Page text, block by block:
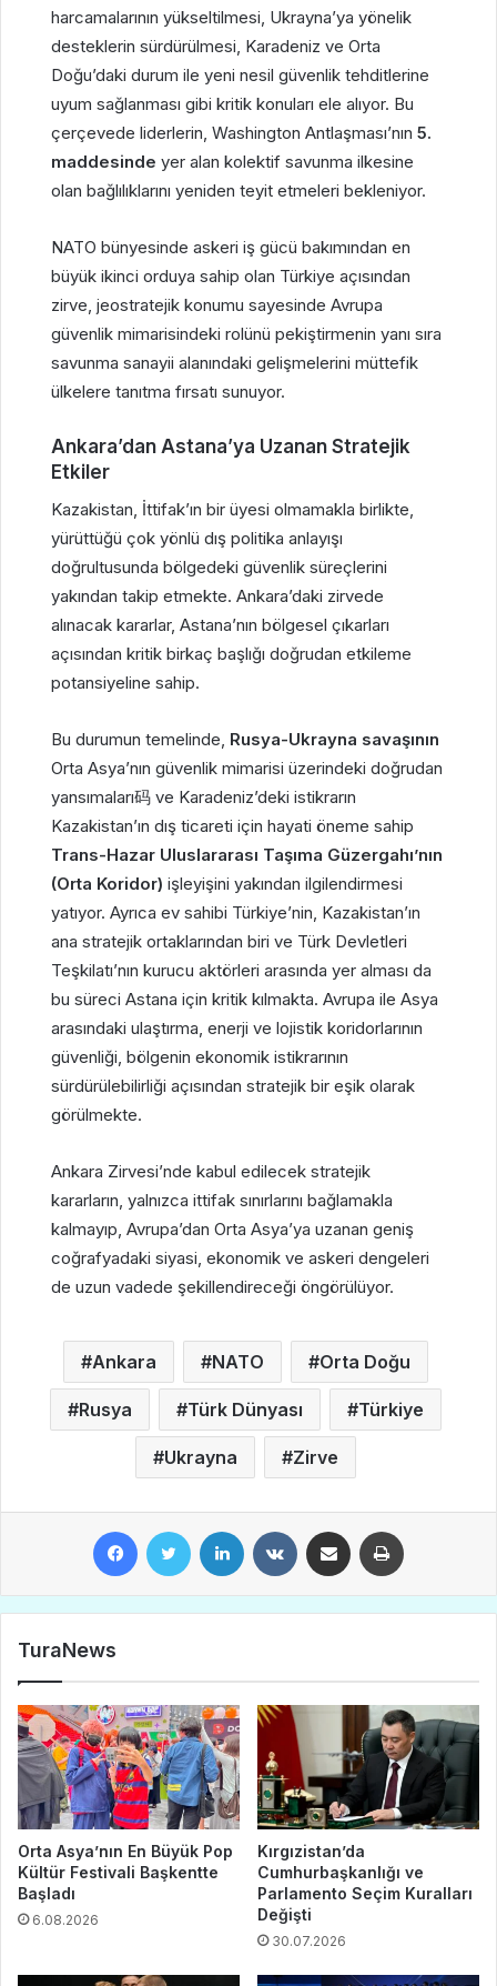
harcamalarının yükseltilmesi, Ukrayna’ya yönelik
desteklerin sürdürülmesi, Karadeniz ve Orta
Doğu’daki durum ile yeni nesil güvenlik tehditlerine
uyum sağlanması gibi kritik konuları ele alıyor. Bu
çerçevede liderlerin, Washington Antlaşması’nın 5.
maddesinde yer alan kolektif savunma ilkesine
olan bağlılıklarını yeniden teyit etmeleri bekleniyor.
NATO bünyesinde askeri iş gücü bakımından en
büyük ikinci orduya sahip olan Türkiye açısından
zirve, jeostratejik konumu sayesinde Avrupa
güvenlik mimarisindeki rolünü pekiştirmenin yanı sıra
savunma sanayii alanındaki gelişmelerini müttefik
ülkelere tanıtma fırsatı sunuyor.
Ankara’dan Astana’ya Uzanan Stratejik
Etkiler
Kazakistan, İttifak’ın bir üyesi olmamakla birlikte,
yürüttüğü çok yönlü dış politika anlayışı
doğrultusunda bölgedeki güvenlik süreçlerini
yakından takip etmekte. Ankara’daki zirvede
alınacak kararlar, Astana’nın bölgesel çıkarları
açısından kritik birkaç başlığı doğrudan etkileme
potansiyeline sahip.
Bu durumun temelinde, Rusya-Ukrayna savaşının
Orta Asya’nın güvenlik mimarisi üzerindeki doğrudan
yansımaları码 ve Karadeniz’deki istikrarın
Kazakistan’ın dış ticareti için hayati öneme sahip
Trans-Hazar Uluslararası Taşıma Güzergahı’nın
(Orta Koridor) işleyişini yakından ilgilendirmesi
yatıyor. Ayrıca ev sahibi Türkiye’nin, Kazakistan’ın
ana stratejik ortaklarından biri ve Türk Devletleri
Teşkilatı’nın kurucu aktörleri arasında yer alması da
bu süreci Astana için kritik kılmakta. Avrupa ile Asya
arasındaki ulaştırma, enerji ve lojistik koridorlarının
güvenliği, bölgenin ekonomik istikrarının
sürdürülebilirliği açısından stratejik bir eşik olarak
görülmekte.
Ankara Zirvesi’nde kabul edilecek stratejik
kararların, yalnızca ittifak sınırlarını bağlamakla
kalmayıp, Avrupa’dan Orta Asya’ya uzanan geniş
coğrafyadaki siyasi, ekonomik ve askeri dengeleri
de uzun vadede şekillendireceği öngörülüyor.
Ankara NATO Orta Doğu
Rusya Türk Dünyası Türkiye
Ukrayna Zirve
TuraNews
Orta Asya’nın En Büyük Pop
Kültür Festivali Başkentte
Başladı
6.08.2026
Kırgızistan’da
Cumhurbaşkanlığı ve
Parlamento Seçim Kuralları
Değişti
30.07.2026